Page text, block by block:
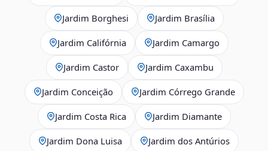
Jardim Borghesi Jardim Brasília
Jardim Califórnia Jardim Camargo
Jardim Castor Jardim Caxambu
Jardim Conceição Jardim Córrego Grande
Jardim Costa Rica Jardim Diamante
Jardim Dona Luisa Jardim dos Antúrios